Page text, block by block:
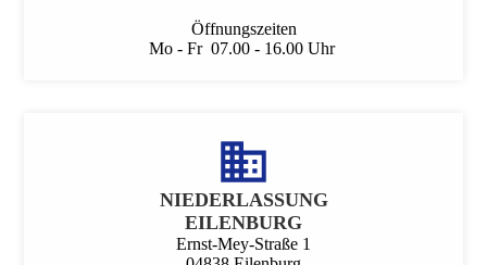
Öffnungszeiten
Mo - Fr 07.00 - 16.00 Uhr
NIEDER­LASSUNG
EILENBURG
Ernst-Mey-Straße 1